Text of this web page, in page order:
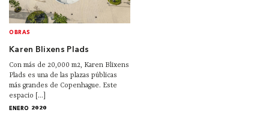
OBRAS
Karen Blixens Plads
Con más de 20,000 m2, Karen Blixens
Plads es una de las plazas públicas
más grandes de Copenhague. Este
espacio [...]
ENERO 2020